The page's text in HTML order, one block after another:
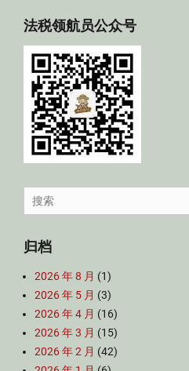
法税领航员公众号
Search
for:
归档
2026 年 8 月 (1)
2026 年 5 月 (3)
2026 年 4 月 (16)
2026 年 3 月 (15)
2026 年 2 月 (42)